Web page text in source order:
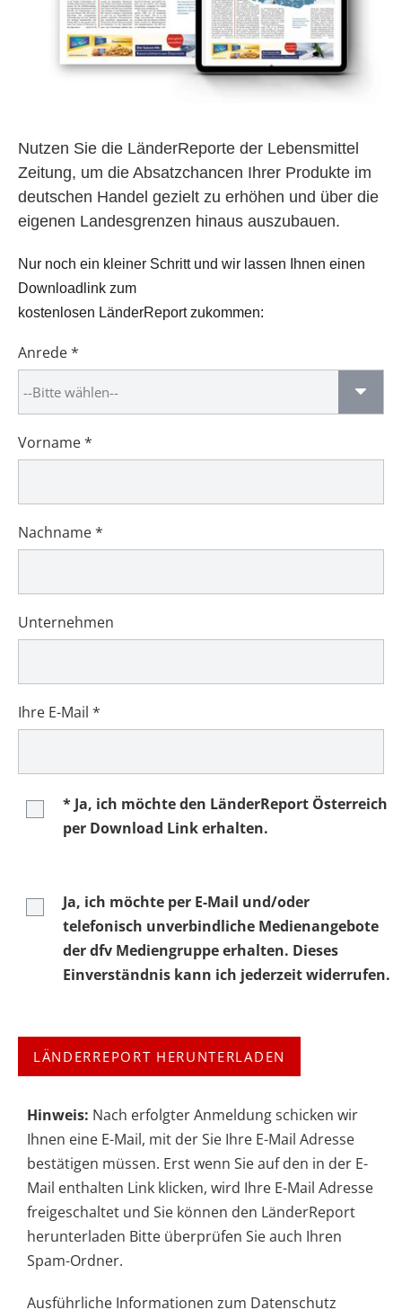
Nutzen Sie die LänderReporte der Lebensmittel
Zeitung, um die Absatzchancen Ihrer Produkte im
deutschen Handel gezielt zu erhöhen und über die
eigenen Landesgrenzen hinaus auszubauen.
Nur noch ein kleiner Schritt und wir lassen Ihnen einen
Downloadlink zum
kostenlosen LänderReportzukommen:
Anrede *
Vorname *
Nachname *
Unternehmen
Ihre E-Mail *
* Ja, ich möchte den LänderReport Österreich
per Download Link erhalten.
Ja, ich möchte per E-Mail und/oder
telefonisch unverbindliche Medienangebote
der dfv Mediengruppe erhalten. Dieses
Einverständnis kann ich jederzeit widerrufen.
Hinweis: Nach erfolgter Anmeldung schicken wir
Ihnen eine E-Mail, mit der Sie Ihre E-Mail Adresse
bestätigen müssen. Erst wenn Sie auf den in der E-
Mail enthalten Link klicken, wird Ihre E-Mail Adresse
freigeschaltet und Sie können den LänderReport
herunterladen Bitte überprüfen Sie auch Ihren
Spam-Ordner.
Ausführliche Informationen zum Datenschutz